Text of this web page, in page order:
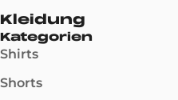
Kleidung
Kategorien
Shirts
Shorts